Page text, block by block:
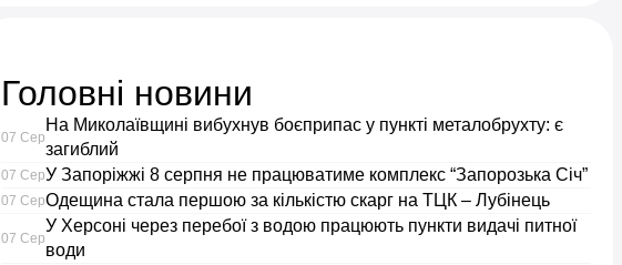
Головні новини
07 Сер
На Миколаївщині вибухнув боєприпас у пункті металобрухту: є
загиблий
07 СерУ Запоріжжі 8 серпня не працюватиме комплекс “Запорозька Січ”
07 СерОдещина стала першою за кількістю скарг на ТЦК – Лубінець
07 Сер
У Херсоні через перебої з водою працюють пункти видачі питної
води